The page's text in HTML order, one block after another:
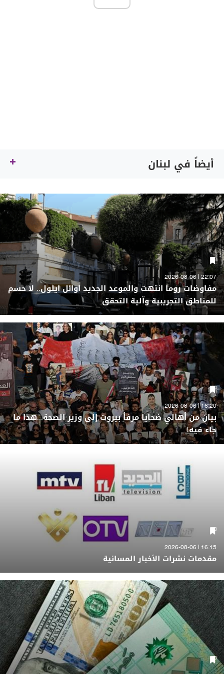
أيضاً في لبنان
22:07 | 2026-08-06
مفاوضات روما انتهت والموعد الجديد اوائل ايلول.. لا حسم
للمناطق التجريبية وآلية التحقق
16:20 | 2026-08-06
بيان من أهالي ضحايا مرفأ بيروت إلى وزير الصحة...هذا ما
جاء فيه!
16:15 | 2026-08-06
مقدمات نشرات الأخبار المسائية